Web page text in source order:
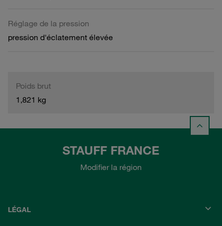
Réglage de la pression
pression d'éclatement élevée
Poids brut
1,821 kg
STAUFF FRANCE
Modifier la région
LÉGAL